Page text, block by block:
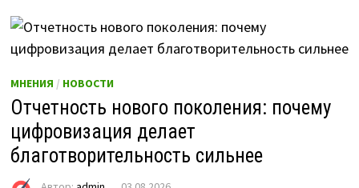
МНЕНИЯ / НОВОСТИ
Отчетность нового поколения: почему
цифровизация делает
благотворительность сильнее